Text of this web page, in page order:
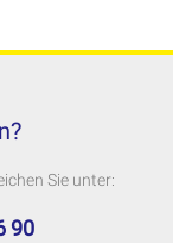
Sie unter:
90